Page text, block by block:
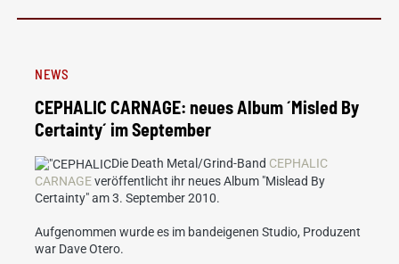
NEWS
CEPHALIC CARNAGE: neues Album ´Misled By
Certainty´ im September
Die Death Metal/Grind-Band CEPHALIC
CARNAGEveröffentlicht ihr neues Album "Mislead By
Certainty" am 3. September 2010.
Aufgenommen wurde es im bandeigenen Studio, Produzent
war Dave Otero.